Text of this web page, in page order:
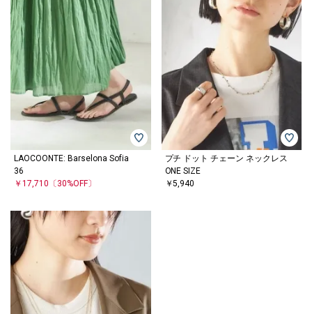
LAOCOONTE: Barselona Sofia
36
￥17,710 〔30%OFF〕
プチ ドット チェーン ネックレス
ONE SIZE
￥5,940